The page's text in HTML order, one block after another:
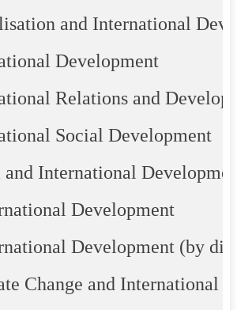
and International
Development
Relations and
Social Development
International
Development
Development (by
Change and International